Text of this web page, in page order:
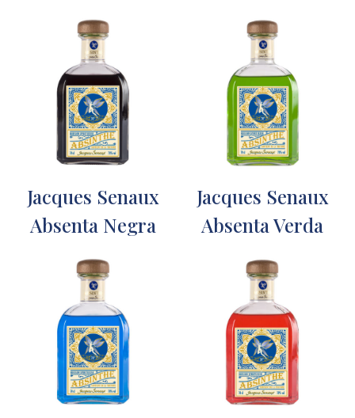
Jacques Senaux
Absenta Negra
Jacques Senaux
Absenta Verda